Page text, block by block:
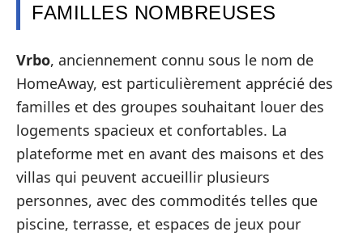
FAMILLES NOMBREUSES
Vrbo, anciennement connu sous le nom de
HomeAway, est particulièrement apprécié des
familles et des groupes souhaitant louer des
logements spacieux et confortables. La
plateforme met en avant des maisons et des
villas qui peuvent accueillir plusieurs
personnes, avec des commodités telles que
piscine, terrasse, et espaces de jeux pour